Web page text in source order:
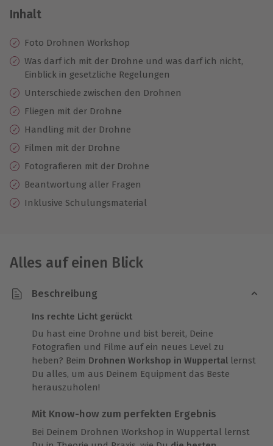
Jeder Gutschein für alle Erlebnisse einlösbar.
10 Jahre gültig & verlängerbar.
Inhalt
Foto Drohnen Workshop
Was darf ich mit der Drohne und was darf ich nicht,
Einblick in gesetzliche Regelungen
Unterschiede zwischen den Drohnen
Fliegen mit der Drohne
Handling mit der Drohne
Filmen mit der Drohne
Fotografieren mit der Drohne
Beantwortung aller Fragen
Inklusive Schulungsmaterial
Alles auf einen Blick
Beschreibung
Ins rechte Licht gerückt
Du hast eine Drohne und bist bereit, Deine
Fotografien und Filme auf ein neues Level zu
heben? Beim Drohnen Workshop in Wuppertal lernst
Du alles, um aus Deinem Equipment das Beste
herauszuholen!
Mit Know-how zum perfekten Ergebnis
Bei Deinem Drohnen Workshop in Wuppertal lernst